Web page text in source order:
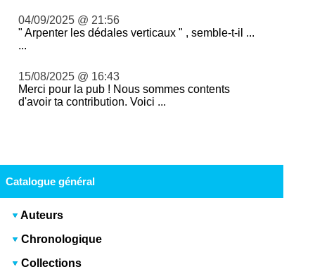
04/09/2025 @ 21:56
" Arpenter les dédales verticaux " , semble-t-il ...
...
15/08/2025 @ 16:43
Merci pour la pub ! Nous sommes contents
d'avoir ta contribution. Voici ...
Catalogue général
Auteurs
Chronologique
Collections